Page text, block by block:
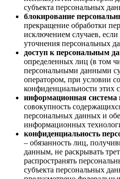
субъекта персональных
блокирование
прекращение обработки
исключением случаев,
уточнения персональных
доступ к персональным
определенных лиц (в том
персональными данными
оператором, при условии
конфиденциальности этих
информационная
совокупность
персональных данных и
информационных
конфиденциальность
– обязанность лиц,
данным, не раскрывать
распространять
субъекта персональных